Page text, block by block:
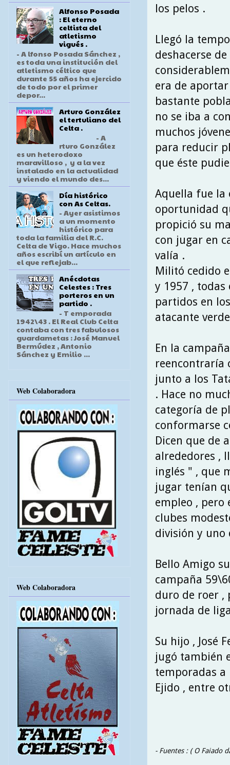
los pelos .
Llegó la
deshacerse
era de
bastante
no se iba a
muchos
para reducir
que éste
Aquella fue la
oportunidad
propició su
con jugar en
valía .
Militó cedido
y 1957 , todas
partidos en
atacante
En la
reencontraría
junto a los
. Hace no
categoría de
conformarse
Dicen que de
alrededores ,
inglés " , que
jugar tenían
empleo , pero
clubes
división y uno
Bello Amigo
campaña
duro de roer ,
jornada de
Su hijo , José
jugó también
temporadas
Ejido , entre
- Fuentes : ( O Faiado
Alfonso Posada
: El eterno
celtista del
atletismo
vigués .
- A lfonso Posada Sánchez ,
es toda una institución del
atletismo céltico que
durante 55 años ha ejercido
de todo por el primer
depor...
Arturo González
el tertuliano del
Celta .
- A
rturo González
es un heterodoxo
maravilloso , y a la vez
instalado en la actualidad
y viendo el mundo des...
Día histórico
con As Celtas.
- Ayer asistimos
a un momento
histórico para
toda la familia del R.C.
Celta de Vigo. Hace muchos
años escribí un artículo en
el que reflejab...
Anécdotas
Celestes : Tres
porteros en un
partido .
- T emporada
1942\43 . El Real Club Celta
contaba con tres fabulosos
guardametas : José Manuel
Bermúdez , Antonio
Sánchez y Emilio ...
Web Colaboradora
Web Colaboradora